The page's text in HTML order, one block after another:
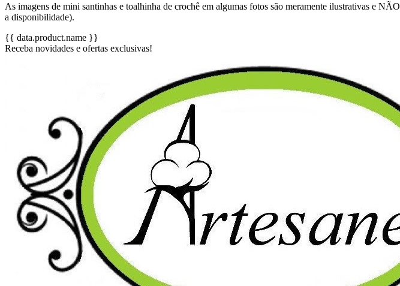
As imagens de mini santinhas e toalhinha de crochê em algumas fotos são meramente ilustrativas e
a disponibilidade).
{{ data.product.name }}
Receba novidades e ofertas exclusivas!